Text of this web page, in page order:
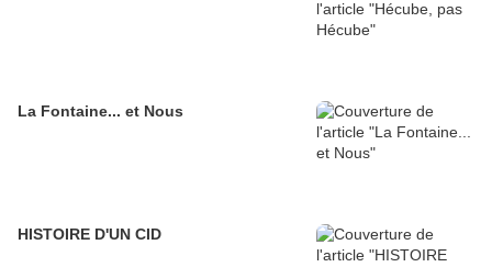
La Fontaine... et Nous
HISTOIRE D'UN CID